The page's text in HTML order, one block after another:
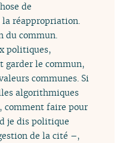
de
la réappropriation.
du commun.
politiques,
garder le commun,
communes. Si
algorithmiques
comment faire pour
je dis politique
de la cité –,